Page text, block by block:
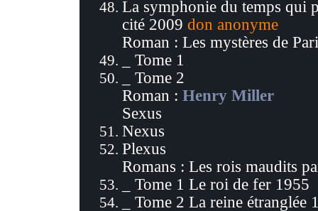
La symphonie du temps qui
cité 2009 don anonyme
Roman : Les mystères de
_ Tome 1
_ Tome 2
Roman : Henry Miller
Sexus
Nexus
Plexus
Romans : Les rois maudits
_ Tome 1 Le roi de fer 1955
_ Tome 2 La reine étranglée